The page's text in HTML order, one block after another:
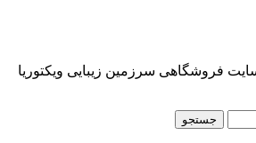
فروشگاهی سرزمین زیبایی ویکتوریا
جستجو